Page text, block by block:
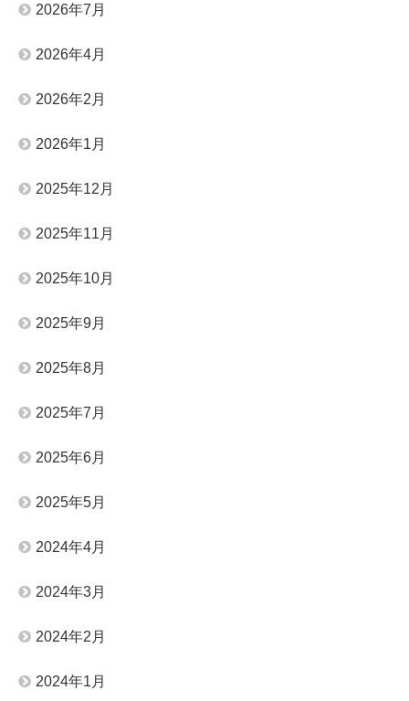
2026年7月
2026年4月
2026年2月
2026年1月
2025年12月
2025年11月
2025年10月
2025年9月
2025年8月
2025年7月
2025年6月
2025年5月
2024年4月
2024年3月
2024年2月
2024年1月